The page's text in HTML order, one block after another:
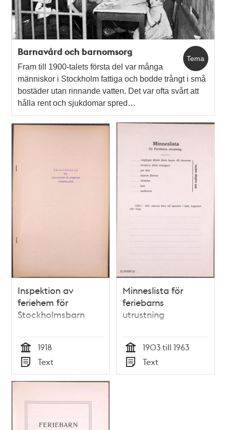
Tema
Barnavård och barnomsorg
Fram till 1900-talets första del var många
människor i Stockholm fattiga och bodde trångt i små
bostäder utan rinnande vatten. Det var ofta svårt att
hålla rent och sjukdomar spred…
Inspektion av
feriehem för
Stockholmsbarn
Tid
1918
Typ
Text
Minneslista för
feriebarns
utrustning
Tid
1903 till 1963
Typ
Text